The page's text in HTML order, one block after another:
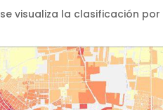
visualiza la clasificación